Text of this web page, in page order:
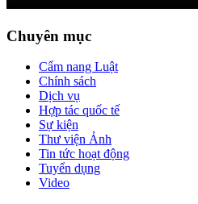
Chuyên mục
Cẩm nang Luật
Chính sách
Dịch vụ
Hợp tác quốc tế
Sự kiện
Thư viện Ảnh
Tin tức hoạt động
Tuyển dụng
Video